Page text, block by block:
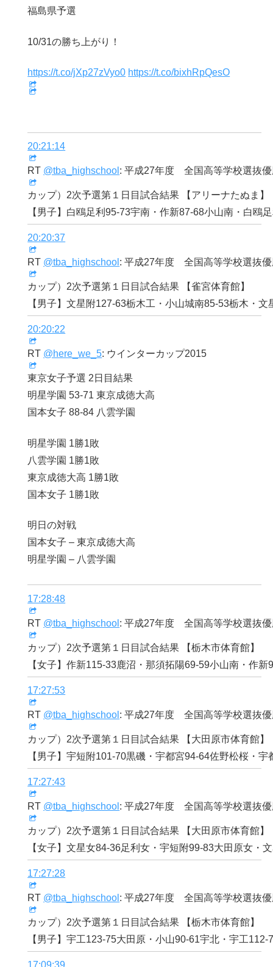
福島県予選
10/31の勝ち上がり！
https://t.co/jXp27zVyo0 https://t.co/bixhRpQesO
20:21:14
RT @tba_highschool : 平成27年度 全国高等学校選抜
カップ）2次予選第１日目試合結果 【アリーナたぬま】
【男子】白鴎足利95-73宇南・作新87-68小山南・白鴎
20:20:37
RT @tba_highschool : 平成27年度 全国高等学校選抜
カップ）2次予選第１日目試合結果 【雀宮体育館】
【男子】文星附127-63栃木工・小山城南85-53栃木・
20:20:22
RT @here_we_5: ウインターカップ2015
東京女子予選 2日目結果
明星学園 53-71 東京成徳大高
国本女子 88-84 八雲学園
明星学園 1勝1敗
八雲学園 1勝1敗
東京成徳大高 1勝1敗
国本女子 1勝1敗
明日の対戦
国本女子 – 東京成徳大高
明星学園 – 八雲学園
17:28:48
RT @tba_highschool : 平成27年度 全国高等学校選抜
カップ）2次予選第１日目試合結果 【栃木市体育館】
【女子】作新115-33鹿沼・那須拓陽69-59小山南・作新
17:27:53
RT @tba_highschool : 平成27年度 全国高等学校選抜
カップ）2次予選第１日目試合結果 【大田原市体育館】
【男子】宇短附101-70黒磯・宇都宮94-64佐野松桜・宇
17:27:43
RT @tba_highschool : 平成27年度 全国高等学校選抜
カップ）2次予選第１日目試合結果 【大田原市体育館】
【女子】文星女84-36足利女・宇短附99-83大田原女・
17:27:28
RT @tba_highschool : 平成27年度 全国高等学校選抜
カップ）2次予選第１日目試合結果 【栃木市体育館】
【男子】宇工123-75大田原・小山90-61宇北・宇工112-